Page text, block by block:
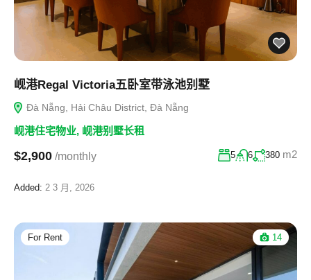
岘港Regal Victoria五卧室带泳池别墅
Đà Nẵng, Hải Châu District, Đà Nẵng
岘港住宅物业, 岘港别墅长租
$2,900 /monthly 5 6 380 m2
Added: 2 3 月, 2026
For Rent 14